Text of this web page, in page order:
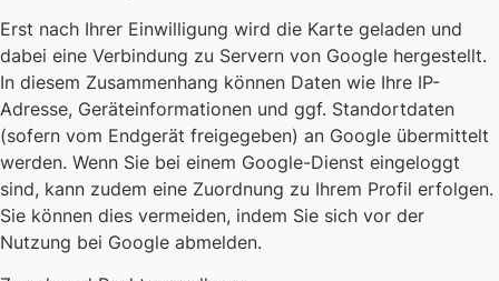
Erst nach Ihrer Einwilligung wird die Karte geladen und
dabei eine Verbindung zu Servern von Google hergestellt.
In diesem Zusammenhang können Daten wie Ihre IP-
Adresse, Geräteinformationen und ggf. Standortdaten
(sofern vom Endgerät freigegeben) an Google übermittelt
werden. Wenn Sie bei einem Google-Dienst eingeloggt
sind, kann zudem eine Zuordnung zu Ihrem Profil erfolgen.
Sie können dies vermeiden, indem Sie sich vor der
Nutzung bei Google abmelden.